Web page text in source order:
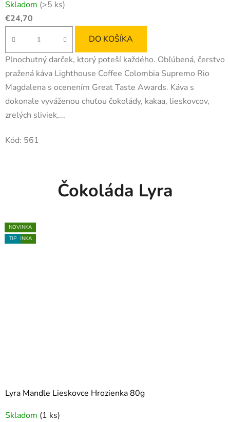
Skladom (>5 ks)
€24,70
DO KOŠÍKA
Plnochutný darček, ktorý poteší každého. Obľúbená, čerstvo
pražená káva Lighthouse Coffee Colombia Supremo Rio
Magdalena s ocenením Great Taste Awards. Káva s
dokonale vyváženou chuťou čokolády, kakaa, lieskovcov,
zrelých sliviek,...
Kód: 561
Čokoláda Lyra
NOVINKA
Lyra Mandle Lieskovce Hrozienka 80g
Skladom (1 ks)
NOVINKA
AKCIA
AKCIA
NOVINKA
AKCIA
NOVINKA
NOVINKA
NOVINKA
TIP